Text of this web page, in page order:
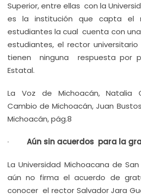
Superior, entre ellas con la
es la institución que capta el
estudiantes la cual cuenta con
estudiantes, el rector
tienen ninguna respuesta por
Estatal.
La Voz de Michoacán, Natalia
Cambio de Michoacán, Juan
Michoacán, pág.8
· Aún sin acuerdos para la
La Universidad Michoacana de
aún no firma el acuerdo de
conocer el rector Salvador Jara